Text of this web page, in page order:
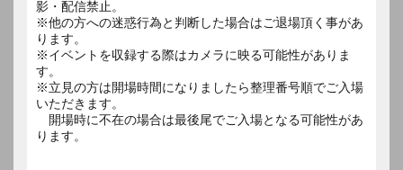
影・配信禁止。
※他の方への迷惑行為と判断した場合はご退場頂く事があ
ります。
※イベントを収録する際はカメラに映る可能性がありま
す。
※立見の方は開場時間になりましたら整理番号順でご入場
いただきます。
開場時に不在の場合は最後尾でご入場となる可能性があ
ります。